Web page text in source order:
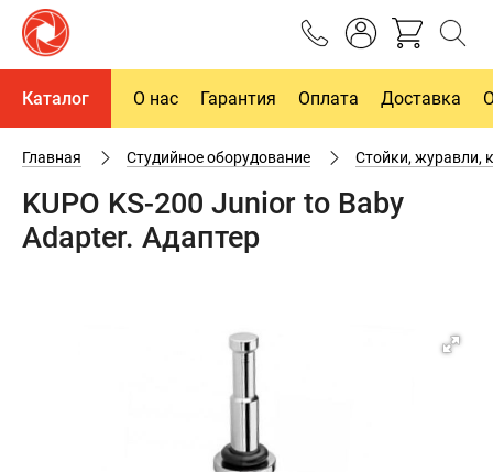
Каталог О нас Гарантия Оплата Доставка
Главная Студийное оборудование Стойки, журавли,
KUPO KS-200 Junior to Baby
Adapter. Адаптер